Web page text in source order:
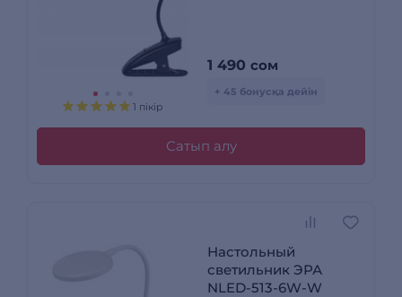
1 пікір
1 490 сом
+ 45 бонусқа дейін
Сатып алу
Настольный
светильник ЭРА
NLED-513-6W-W